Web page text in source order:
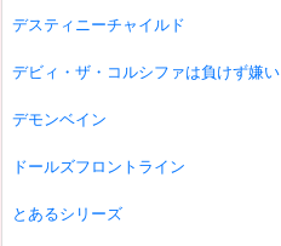
デスティニーチャイルド
デビィ・ザ・コルシファは負けず嫌い
デモンベイン
ドールズフロントライン
とあるシリーズ